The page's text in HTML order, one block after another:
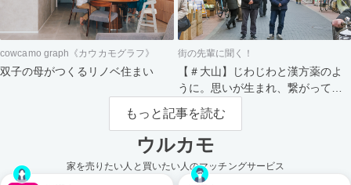
cowcamo graph《カウカモグラフ》
双子の母がつくるリノベ住まい
街の先輩に聞く！
【＃大山】じわじわと漢方薬のよ
うに。思いが生まれ、繋がってい
く街。
もっと記事を読む
ウルカモ
家を売りたい人と買いたい人のマッチングサービス